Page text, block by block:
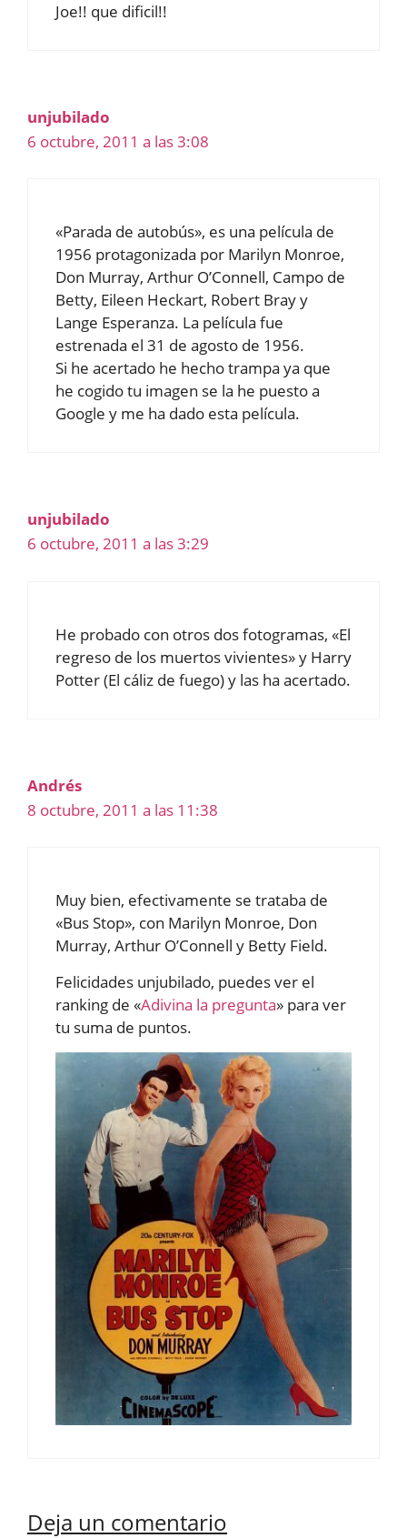
Joe!! que dificil!!
unjubilado
6 octubre, 2011 a las 3:08
«Parada de autobús», es una película de
1956 protagonizada por Marilyn Monroe,
Don Murray, Arthur O’Connell, Campo de
Betty, Eileen Heckart, Robert Bray y
Lange Esperanza. La película fue
estrenada el 31 de agosto de 1956.
Si he acertado he hecho trampa ya que
he cogido tu imagen se la he puesto a
Google y me ha dado esta película.
unjubilado
6 octubre, 2011 a las 3:29
He probado con otros dos fotogramas, «El
regreso de los muertos vivientes» y Harry
Potter (El cáliz de fuego) y las ha acertado.
Andrés
8 octubre, 2011 a las 11:38
Muy bien, efectivamente se trataba de
«Bus Stop», con Marilyn Monroe, Don
Murray, Arthur O’Connell y Betty Field.
Felicidades unjubilado, puedes ver el
ranking de «Adivina la pregunta» para ver
tu suma de puntos.
Deja un comentario